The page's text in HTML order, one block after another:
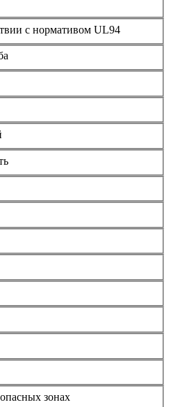
с нормативом UL94
зонах